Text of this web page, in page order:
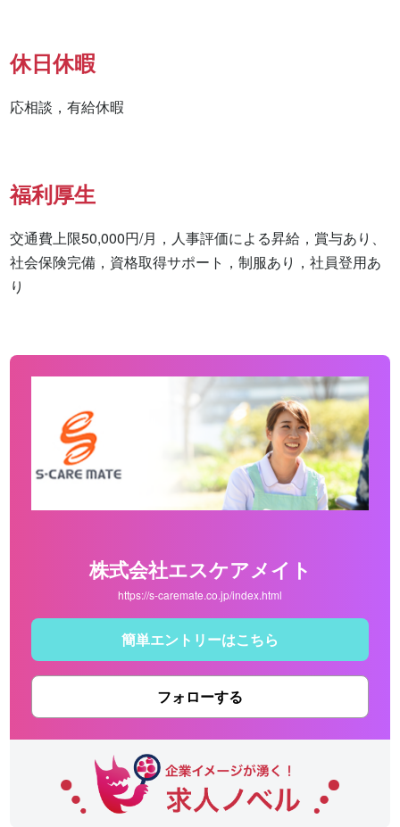
休日休暇
応相談，有給休暇
福利厚生
交通費上限50,000円/月，人事評価による昇給，賞与あり、
社会保険完備，資格取得サポート，制服あり，社員登用あ
り
株式会社エスケアメイト
https://s-caremate.co.jp/index.html
簡単エントリーはこちら
フォローする